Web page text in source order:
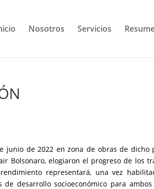
Nosotros Servicios
junio de 2022 en zona de obras de dicho
Bolsonaro, elogiaron el progreso de los
representará, una vez
desarrollo socioeconómico para ambos